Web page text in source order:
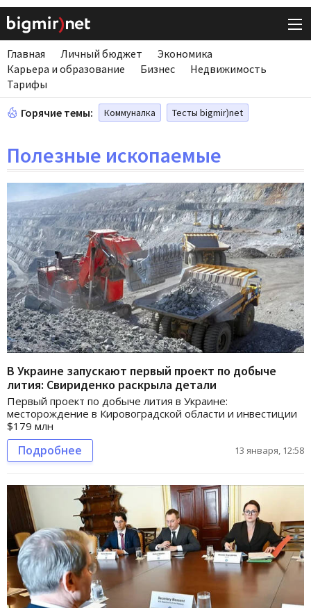
Главная Личный бюджет
Экономика
Карьера и образование
Бизнес
Недвижимость
Тарифы
Горячие темы: Коммуналка Тесты bigmir)net
Полезные ископаемые
В Украине запускают первый проект по добыче
лития: Свириденко раскрыла детали
Первый проект по добыче лития в Украине:
месторождение в Кировоградской области и инвестиции
$179 млн
Подробнее 13 января, 12:58